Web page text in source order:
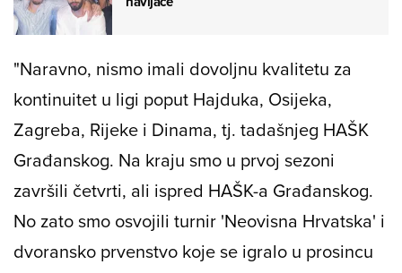
"Naravno, nismo imali dovoljnu kvalitetu za
kontinuitet u ligi poput Hajduka, Osijeka,
Zagreba, Rijeke i Dinama, tj. tadašnjeg HAŠK
Građanskog. Na kraju smo u prvoj sezoni
završili četvrti, ali ispred HAŠK-a Građanskog.
No zato smo osvojili turnir 'Neovisna Hrvatska' i
dvoransko prvenstvo koje se igralo u prosincu